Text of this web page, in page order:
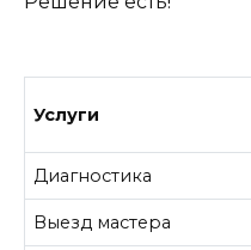
Услуги
Диагностика
Выезд мастера